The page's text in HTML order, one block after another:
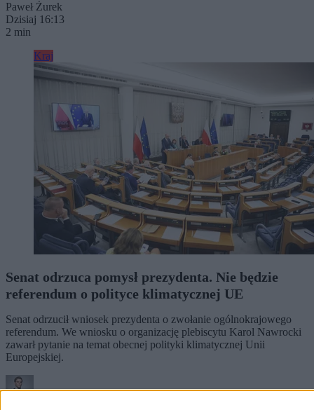
Paweł Żurek
Dzisiaj 16:13
2 min
Kraj
Senat odrzuca pomysł prezydenta. Nie będzie
referendum o polityce klimatycznej UE
Senat odrzucił wniosek prezydenta o zwołanie ogólnokrajowego
referendum. We wniosku o organizację plebiscytu Karol Nawrocki
zawarł pytanie na temat obecnej polityki klimatycznej Unii
Europejskiej.